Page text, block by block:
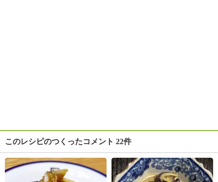
このレシピのつくったコメント 22件